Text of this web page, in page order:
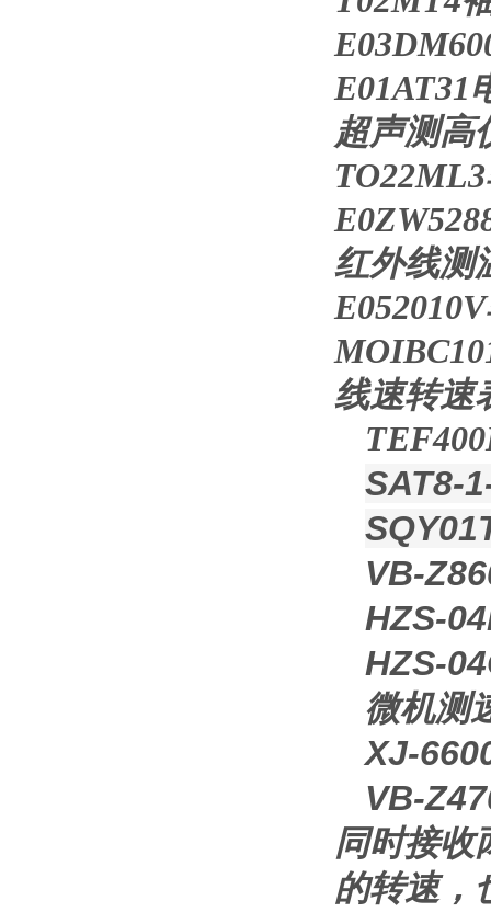
E01AT31
超声测高
红外线测
线速转速
SAT8-
VB-
HZS-
HZS-
微机测
XJ-
VB-
同时接收
的转速，